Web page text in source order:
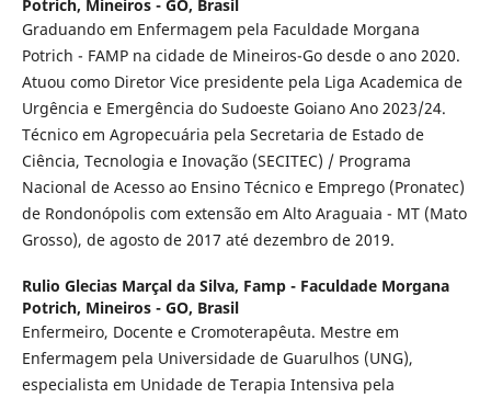
Potrich, Mineiros - GO, Brasil
Graduando em Enfermagem pela Faculdade Morgana
Potrich - FAMP na cidade de Mineiros-Go desde o ano 2020.
Atuou como Diretor Vice presidente pela Liga Academica de
Urgência e Emergência do Sudoeste Goiano Ano 2023/24.
Técnico em Agropecuária pela Secretaria de Estado de
Ciência, Tecnologia e Inovação (SECITEC) / Programa
Nacional de Acesso ao Ensino Técnico e Emprego (Pronatec)
de Rondonópolis com extensão em Alto Araguaia - MT (Mato
Grosso), de agosto de 2017 até dezembro de 2019.
Rulio Glecias Marçal da Silva, Famp - Faculdade Morgana
Potrich, Mineiros - GO, Brasil
Enfermeiro, Docente e Cromoterapêuta. Mestre em
Enfermagem pela Universidade de Guarulhos (UNG),
especialista em Unidade de Terapia Intensiva pela